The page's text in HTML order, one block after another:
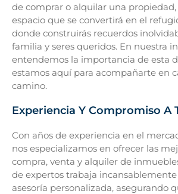
de comprar o alquilar una propiedad,
espacio que se convertirá en el
donde construirás recuerdos
familia y seres queridos. En nuestra
entendemos la importancia de esta
estamos aquí para acompañarte en
camino.
Experiencia Y Compromiso A
Con años de experiencia en el
nos especializamos en ofrecer las
compra, venta y alquiler de
de expertos trabaja
asesoría personalizada, asegurando